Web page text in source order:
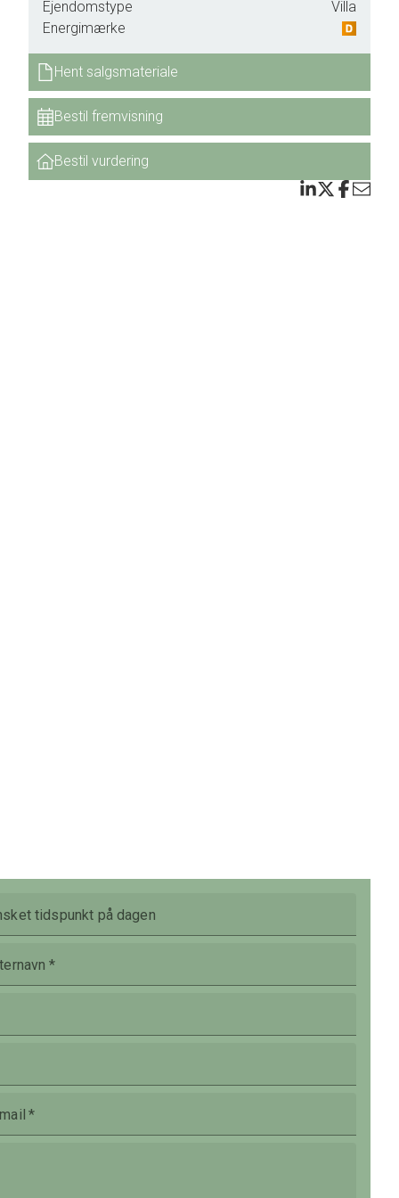
Ejendomstype
Villa
Energimærke
Hent salgsmateriale
Bestil fremvisning
Bestil vurdering
tidspunkt på dagen
*
*